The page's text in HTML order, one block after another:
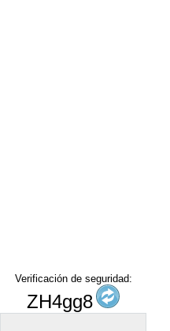
Verificación de seguridad:
ZH4gg8